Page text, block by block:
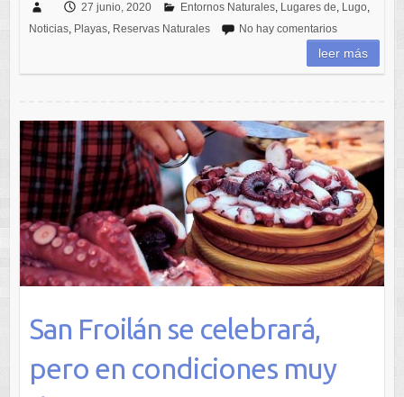
27 junio, 2020 Entornos Naturales, Lugares de, Lugo,
Noticias, Playas, Reservas Naturales No hay comentarios
leer más
San Froilán se celebrará,
pero en condiciones muy